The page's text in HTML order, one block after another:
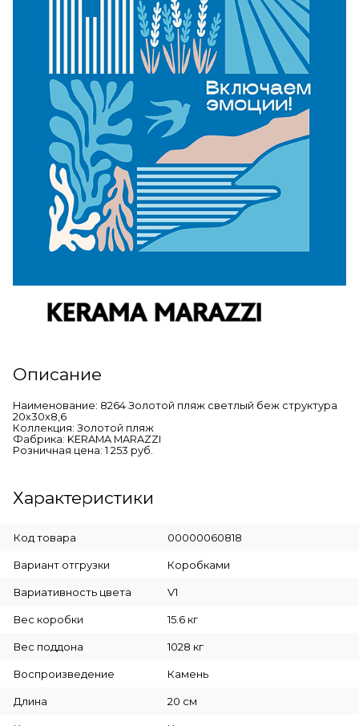
Описание
Наименование: 8264 Золотой пляж светлый беж структура
20х30х8,6
Коллекция: Золотой пляж
Фабрика: KERAMA MARAZZI
Розничная цена: 1 253 руб.
Характеристики
Код товара 00000060818
Вариант отгрузки Коробками
Вариативность цвета V1
Вес коробки 15.6 кг
Вес поддона 1028 кг
Воспроизведение Камень
Длина 20 см